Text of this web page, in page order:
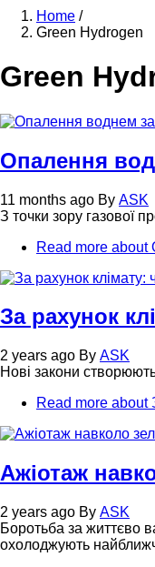
Home /
Green Hydrogen
Green
Опалення
11 months ago By ASK
З точки зору газової
Read more about
За рахунок
2 years ago By ASK
Нові закони
Read more about
Ажіотаж
2 years ago By ASK
Боротьба за життєво
охолоджують